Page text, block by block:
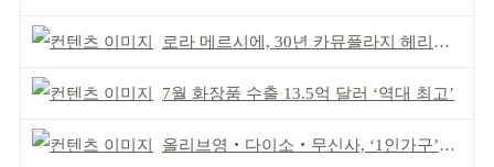
로라 메르시에, 30년 카뮤플라지 헤리티지 담아
7월 화장품 수출 13.5억 달러 ‘역대 최고’
올리브영‧다이소‧무신사, ‘1인가구’가 이끈다